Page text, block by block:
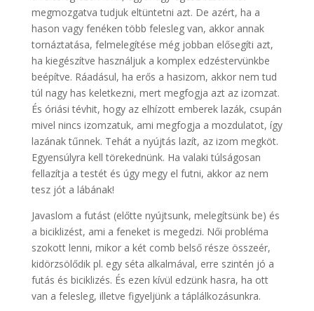
megmozgatva tudjuk eltüntetni azt. De azért, ha a
hason vagy fenéken több felesleg van, akkor annak
tornáztatása, felmelegítése még jobban elősegíti azt,
ha kiegészítve használjuk a komplex edzéstervünkbe
beépítve. Ráadásul, ha erős a hasizom, akkor nem tud
túl nagy has keletkezni, mert megfogja azt az izomzat.
És óriási tévhit, hogy az elhízott emberek lazák, csupán
mivel nincs izomzatuk, ami megfogja a mozdulatot, így
lazának tűnnek. Tehát a nyújtás lazít, az izom megköt.
Egyensúlyra kell törekednünk. Ha valaki túlságosan
fellazítja a testét és úgy megy el futni, akkor az nem
tesz jót a lábának!
Javaslom a futást (előtte nyújtsunk, melegítsünk be) és
a biciklizést, ami a feneket is megedzi. Női probléma
szokott lenni, mikor a két comb belső része összeér,
kidörzsölődik pl. egy séta alkalmával, erre szintén jó a
futás és biciklizés. És ezen kívül edzünk hasra, ha ott
van a felesleg, illetve figyeljünk a táplálkozásunkra.